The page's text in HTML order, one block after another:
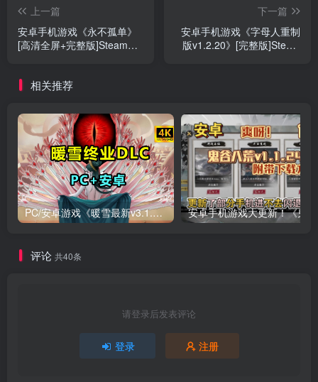
上一篇
安卓手机游戏《永不孤单》
[高清全屏+完整版]Steam移
下一篇
安卓手机游戏《字母人重制
版v1.2.20》[完整版]Steam
相关推荐
PC/安卓游戏《暖雪最新v3.1.0.1》终业DLC整合版！
评论 共40条
请登录后发表评论
登录 注册